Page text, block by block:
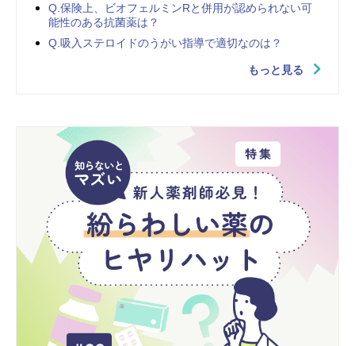
Q.保険上、ビオフェルミンRと併用が認められない可
能性のある抗菌薬は？
Q.吸入ステロイドのうがい指導で適切なのは？
もっと見る